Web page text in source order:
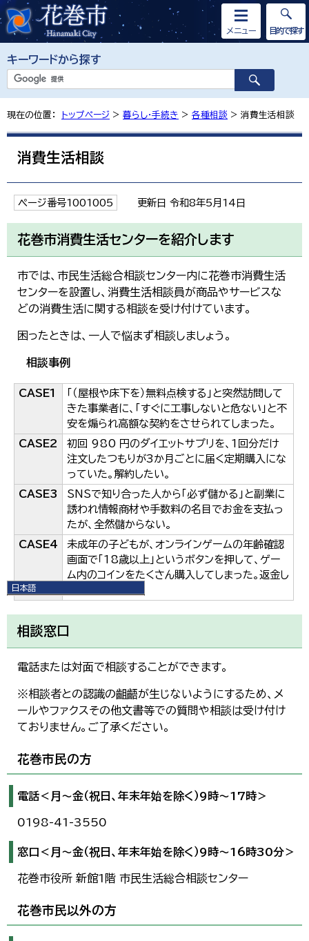
キーワードから探す
メニュー
日本語
日本語
English
한국어
目的で探す
現在の位置： トップページ > 暮らし・手続き > 各種相談 > 消費生活相談
消費生活相談
ページ番号1001005 更新日 令和8年5月14日
花巻市消費生活センターを紹介します
市では、市民生活総合相談センター内に花巻市消費生活
センターを設置し、消費生活相談員が商品やサービスな
どの消費生活に関する相談を受け付けています。
困ったときは、一人で悩まず相談しましょう。
相談事例
CASE1
「（屋根や床下を）無料点検する」と突然訪問して
きた事業者に、「すぐに工事しないと危ない」と不
安を煽られ高額な契約をさせられてしまった。
CASE2
初回 980 円のダイエットサプリを、1回分だけ
注文したつもりが3か月ごとに届く定期購入にな
っていた。解約したい。
CASE3
SNSで知り合った人から「必ず儲かる」と副業に
誘われ情報商材や手数料の名目でお金を支払っ
たが、全然儲からない。
CASE4
未成年の子どもが、オンラインゲームの年齢確認
画面で「18歳以上」というボタンを押して、ゲー
ム内のコインをたくさん購入してしまった。返金し
相談窓口
電話または対面で相談することができます。
※相談者との認識の齟齬が生じないようにするため、メ
ールやファクスその他文書等での質問や相談は受け付け
ておりません。ご了承ください。
花巻市民の方
電話＜月～金（祝日、年末年始を除く）9時～17時＞
0198-41-3550
窓口＜月～金（祝日、年末年始を除く）9時～16時30分＞
花巻市役所 新館1階 市民生活総合相談センター
花巻市民以外の方